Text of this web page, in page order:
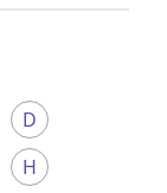
D
H